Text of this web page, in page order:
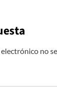
no